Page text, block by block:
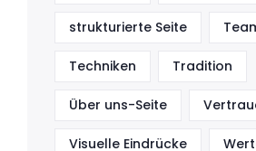
strukturierte Seite
Techniken Tradition
Über uns-Seite
Visuelle Eindrücke